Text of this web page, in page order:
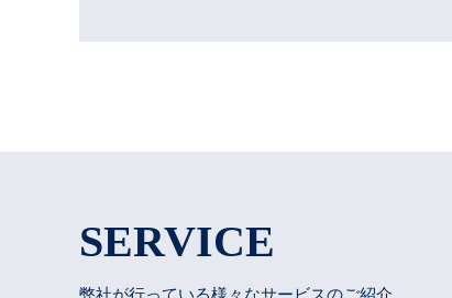
SERVICE
弊社が行っている様々なサービスのご紹介。